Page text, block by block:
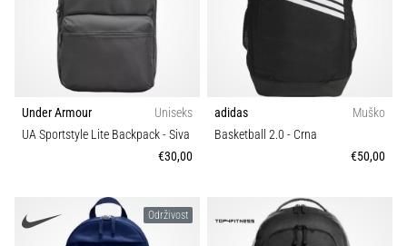
Under Armour
Uniseks
UA Sportstyle Lite Backpack- Siva
€30,00
adidas
Muško
Basketball 2.0 - Crna
€50,00
Održivost